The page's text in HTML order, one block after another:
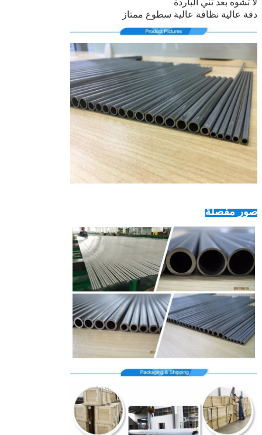
دقة عالية نظافة عالية سطوع ممتاز
صور مفصلة